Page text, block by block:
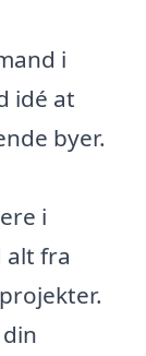
i
idé at
byer.
i
alt fra